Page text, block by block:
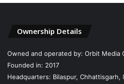
Ownership Details
Owned and operated by: Orbit Media
Founded in: 2017
Headquarters: Bilaspur, Chhattisgarh,